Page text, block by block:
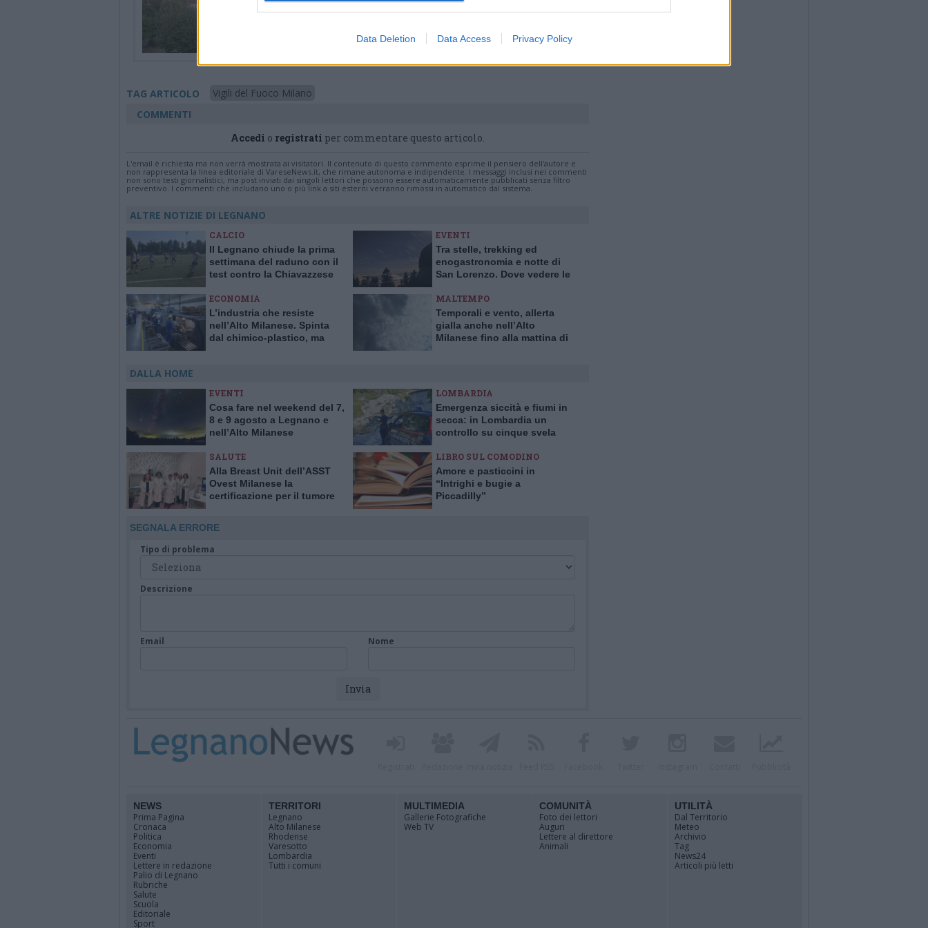
Data Deletion Data Access Privacy Policy
TAG ARTICOLO
Vigili del Fuoco Milano
COMMENTI
Accedi o registrati per commentare questo articolo.
L'email è richiesta ma non verrà mostrata ai visitatori. Il contenuto di questo commento esprime il pensiero dell'autore e
non rappresenta la linea editoriale di VareseNews.it, che rimane autonoma e indipendente. I messaggi inclusi nei commenti
non sono testi giornalistici, ma post inviati dai singoli lettori che possono essere automaticamente pubblicati senza filtro
preventivo. I commenti che includano uno o più link a siti esterni verranno rimossi in automatico dal sistema.
ALTRE NOTIZIE DI LEGNANO
CALCIO
Il Legnano chiude la prima
settimana del raduno con il
test contro la Chiavazzese
EVENTI
Tra stelle, trekking ed
enogastronomia e notte di
San Lorenzo. Dove vedere le
ECONOMIA
L’industria che resiste
nell’Alto Milanese. Spinta
dal chimico-plastico, ma
MALTEMPO
Temporali e vento, allerta
gialla anche nell’Alto
Milanese fino alla mattina di
DALLA HOME
EVENTI
Cosa fare nel weekend del 7,
8 e 9 agosto a Legnano e
nell’Alto Milanese
LOMBARDIA
Emergenza siccità e fiumi in
secca: in Lombardia un
controllo su cinque svela
SALUTE
Alla Breast Unit dell’ASST
Ovest Milanese la
certificazione per il tumore
LIBRO SUL COMODINO
Amore e pasticcini in
“Intrighi e bugie a
Piccadilly”
SEGNALA ERRORE
Tipo di problema
Descrizione
Email Nome
NEWS
Prima Pagina
Cronaca
Politica
Economia
Eventi
Lettere in redazione
Palio di Legnano
Rubriche
Salute
Scuola
Editoriale
Sport
TERRITORI
Legnano
Alto Milanese
Rhodense
Varesotto
Lombardia
Tutti i comuni
MULTIMEDIA
Gallerie Fotografiche
Web TV
COMUNITÀ
Foto dei lettori
Auguri
Lettere al direttore
Animali
UTILITÀ
Dal Territorio
Meteo
Archivio
Tag
News24
Articoli più letti